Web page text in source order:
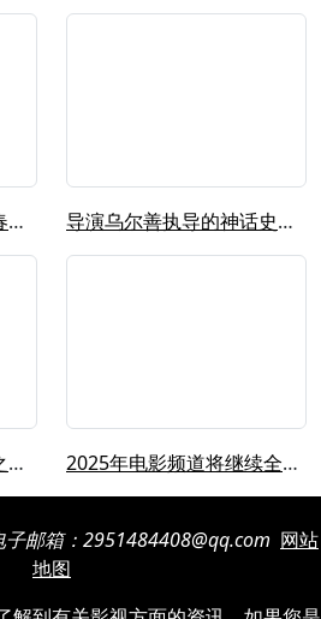
2025第1周《M指数》:春节档大片... 导演乌尔善执导的神话史诗《封神第二部...
电影《射雕英雄传：侠之大者》发布预告... 2025年电影频道将继续全景全程全平...
子邮箱：2951484408@qq.com 网站
地图